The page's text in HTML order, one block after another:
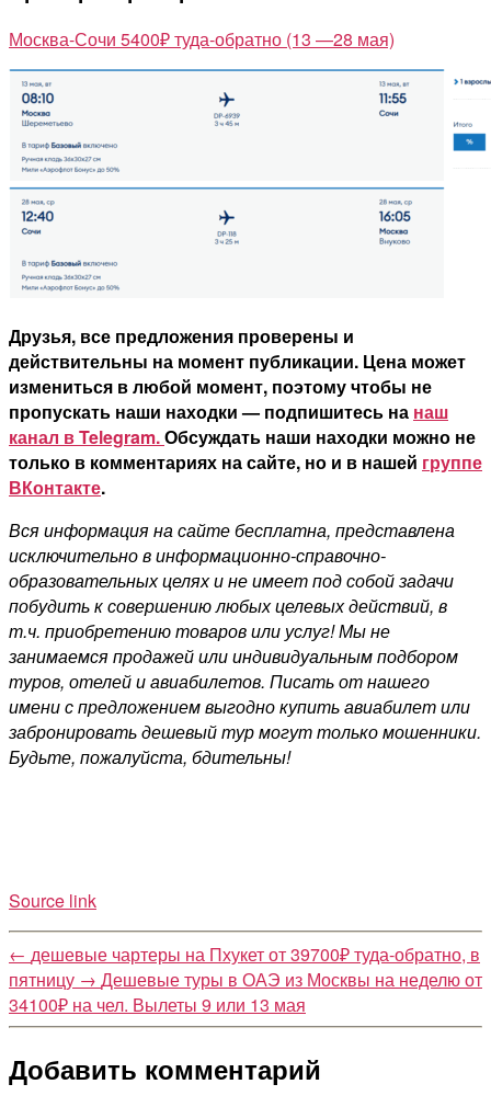
Москва-Сочи 5400₽ туда-обратно (13 —28 мая)
Друзья, все предложения проверены и
действительны на момент публикации. Цена может
измениться в любой момент, поэтому чтобы не
пропускать наши находки — подпишитесь на наш
канал в Telegram.Обсуждать наши находки можно не
только в комментариях на сайте, но и в нашей группе
ВКонтакте.
Вся информация на сайте бесплатна, представлена
исключительно в информационно-справочно-
образовательных целях и не имеет под собой задачи
побудить к совершению любых целевых действий, в
т.ч. приобретению товаров или услуг! Мы не
занимаемся продажей или индивидуальным подбором
туров, отелей и авиабилетов. Писать от нашего
имени с предложением выгодно купить авиабилет или
забронировать дешевый тур могут только мошенники.
Будьте, пожалуйста, бдительны!
Source link
← дешевые чартеры на Пхукет от 39700₽ туда-обратно, в
пятницу → Дешевые туры в ОАЭ из Москвы на неделю от
34100₽ на чел. Вылеты 9 или 13 мая
Добавить комментарий